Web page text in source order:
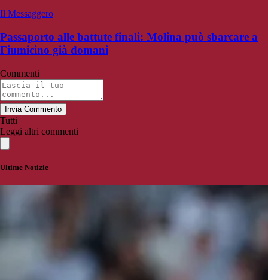
Il Messaggero
Passaporto alle battute finali: Molina può sbarcare a
Fiumicino già domani
Commenti
Invia Commento
Tutti
Leggi altri commenti
Ultime Notizie